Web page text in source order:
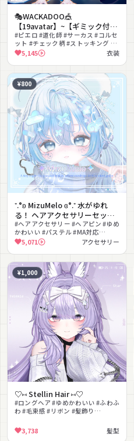
🎭WACKADOO🎪
【19avatar】~【ギミック付き
衣装】
#ピエロ #道化師 #サーカス #コルセ
ット #チェック柄 #ストッキング #
ハロウィン #MA対応 #lilToon対応
#カラフル
5,145 衣装
¥800
⁺.°ʚ MizuMelo ɞ°.⁺ 水がゆれ
る！ ヘアアクセサリーセット
(+バッグ)
#ヘアアクセサリー #ヘアピン #ゆめ
かわいい #パステル #MA対応
#lilToon対応 #病みかわいい #量産
型 #撮影向け
5,071 アクセサリー
¥1,000
♡⑅ Stellin Hair ⑅♡
#ロングヘア #ゆめかわいい #ふわふ
わ #毛束感 #リボン #髪飾り
3,738 髪型